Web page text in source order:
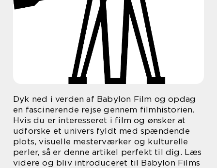
Dyk ned i verden af Babylon Film og opdag
en fascinerende rejse gennem filmhistorien.
Hvis du er interesseret i film og ønsker at
udforske et univers fyldt med spændende
plots, visuelle mesterværker og kulturelle
perler, så er denne artikel perfekt til dig. Læs
videre og bliv introduceret til Babylon Films